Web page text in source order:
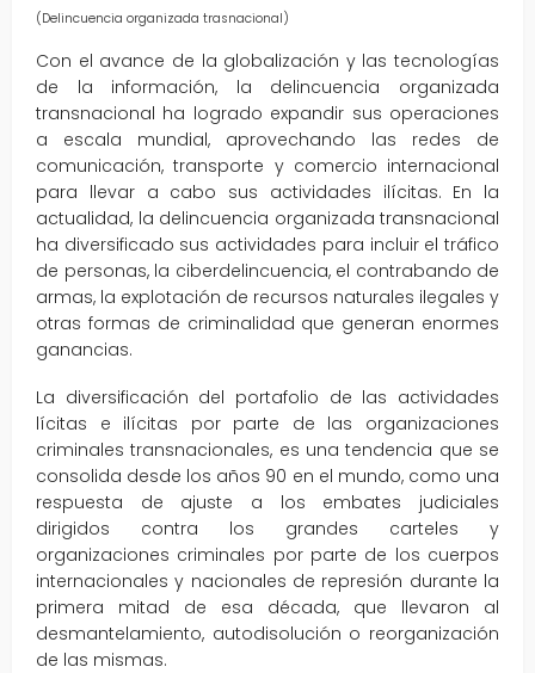
(Delincuencia organizada trasnacional)
Con el avance de la globalización y las tecnologías
de la información, la delincuencia organizada
transnacional ha logrado expandir sus operaciones
a escala mundial, aprovechando las redes de
comunicación, transporte y comercio internacional
para llevar a cabo sus actividades ilícitas. En la
actualidad, la delincuencia organizada transnacional
ha diversificado sus actividades para incluir el tráfico
de personas, la ciberdelincuencia, el contrabando de
armas, la explotación de recursos naturales ilegales y
otras formas de criminalidad que generan enormes
ganancias.
La diversificación del portafolio de las actividades
lícitas e ilícitas por parte de las organizaciones
criminales transnacionales, es una tendencia que se
consolida desde los años 90 en el mundo, como una
respuesta de ajuste a los embates judiciales
dirigidos contra los grandes carteles y
organizaciones criminales por parte de los cuerpos
internacionales y nacionales de represión durante la
primera mitad de esa década, que llevaron al
desmantelamiento, autodisolución o reorganización
de las mismas.